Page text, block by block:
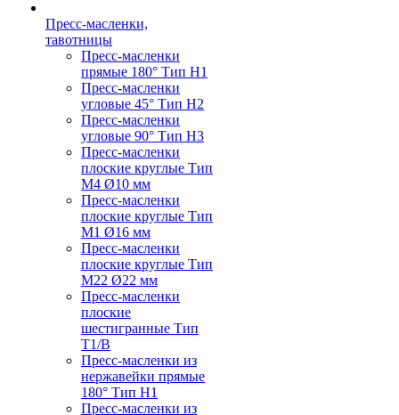
Пресс-масленки,
тавотницы
Пресс-масленки
прямые 180° Тип H1
Пресс-масленки
угловые 45° Тип H2
Пресс-масленки
угловые 90° Тип H3
Пресс-масленки
плоские круглые Тип
M4 Ø10 мм
Пресс-масленки
плоские круглые Тип
M1 Ø16 мм
Пресс-масленки
плоские круглые Тип
M22 Ø22 мм
Пресс-масленки
плоские
шестигранные Тип
T1/B
Пресс-масленки из
нержавейки прямые
180° Тип H1
Пресс-масленки из